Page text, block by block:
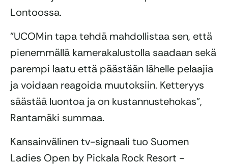
Lontoossa.
”UCOMin tapa tehdä mahdollistaa sen, että
pienemmällä kamerakalustolla saadaan sekä
parempi laatu että päästään lähelle pelaajia
ja voidaan reagoida muutoksiin. Ketteryys
säästää luontoa ja on kustannustehokas”,
Rantamäki summaa.
Kansainvälinen tv-signaali tuo Suomen
Ladies Open by Pickala Rock Resort -